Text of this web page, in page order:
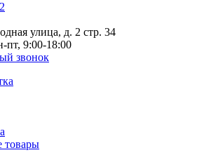
улица, д. 2 стр. 34
пт, 9:00-18:00
звонок
товары